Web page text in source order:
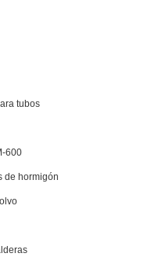
tubos
600
de hormigón